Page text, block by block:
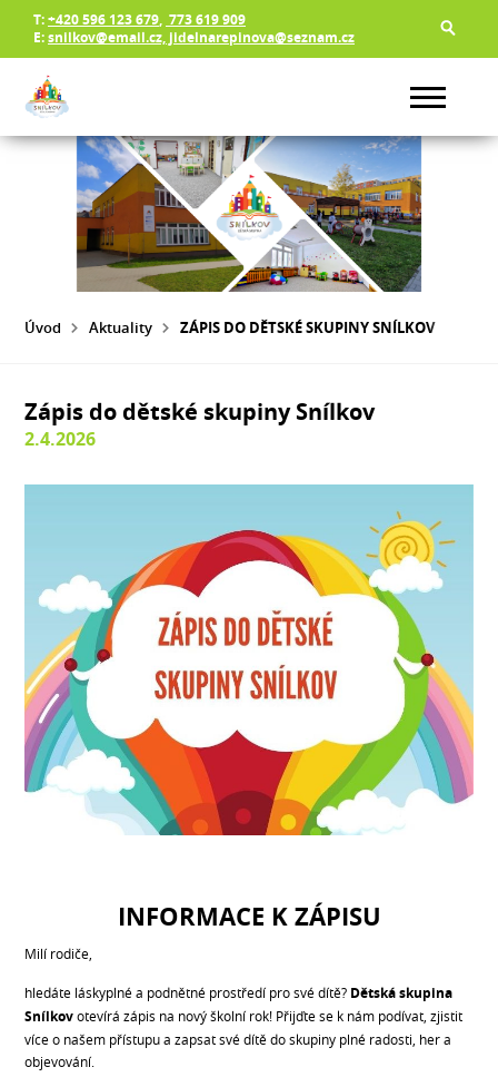
T:+420 596 123 679, 773 619 909
E:snilkov@email.cz, jidelnarepinova@seznam.cz
Úvod Aktuality ZÁPIS DO DĚTSKÉ SKUPINY SNÍLKOV
Zápis do dětské skupiny Snílkov
2.4.2026
INFORMACE K ZÁPISU
Milí rodiče,
hledáte láskyplné a podnětné prostředí pro své dítě? Dětská skupina
Snílkovotevírá zápis na nový školní rok! Přijďte se k nám podívat, zjistit
více o našem přístupu a zapsat své dítě do skupiny plné radosti, her a
objevování.